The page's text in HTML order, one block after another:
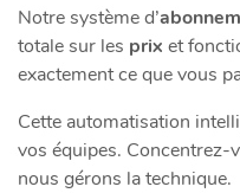
Notre système d’
totale sur les prix et
exactement ce que vous
Cette automatisation
vos équipes. Concentrez-
nous gérons la technique.